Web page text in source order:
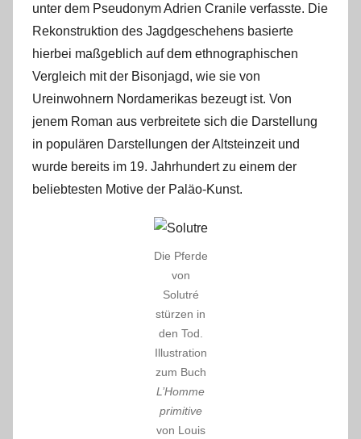
unter dem Pseudonym Adrien Cranile verfasste. Die
Rekonstruktion des Jagdgeschehens basierte
hierbei maßgeblich auf dem ethnographischen
Vergleich mit der Bisonjagd, wie sie von
Ureinwohnern Nordamerikas bezeugt ist. Von
jenem Roman aus verbreitete sich die Darstellung
in populären Darstellungen der Altsteinzeit und
wurde bereits im 19. Jahrhundert zu einem der
beliebtesten Motive der Paläo-Kunst.
Die Pferde
von
Solutré
stürzen in
den Tod.
Illustration
zum Buch
L’Homme
primitive
von Louis